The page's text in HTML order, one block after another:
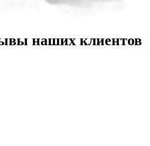
наших клиентов